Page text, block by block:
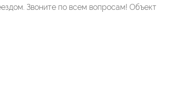
Звоните по всем вопросам! Объект